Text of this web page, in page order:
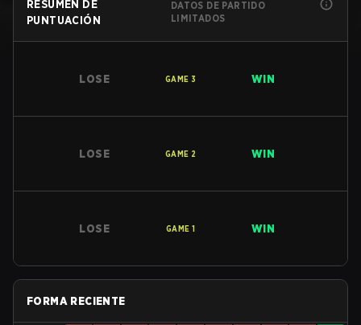
RESUMEN DE
PUNTUACIÓN
DATOS DE PARTIDO
LIMITADOS
LOSE GAME 3 WIN
LOSE GAME 2 WIN
LOSE GAME 1 WIN
FORMA RECIENTE